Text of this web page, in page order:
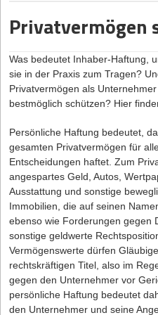
Welche Folgen hätte ein
Ohne Neuregelung würden bis
Bestimmungen der ePrivacy-
sind in Deutschland vor allem im
Setzen und Auslesen von
mit vorheriger Einwilligung der
Bundesgerichtshof vor Kurzem
Auffassung der
bekannter Analysetools wie
Aus Unternehmenssicht ist das
daher nicht nur Anlass zur
Hoffnung, das vergleichsweise
durch einen progressiven
digitalen Wirtschaft anpassen zu
nun zerschlagen. Anderseits
flächendeckenden
mit dem Status quo sicher
Privatvermögen
Was bedeutet Inhaber-Haftung,
sie in der Praxis zum Tragen?
Privatvermögen als
bestmöglich schützen? Hier
Persönliche Haftung bedeutet,
gesamten Privatvermögen für
Entscheidungen haftet. Zum
angespartes Geld, Autos,
Ausstattung und sonstige
Immobilien, die auf seinen
ebenso wie Forderungen gegen
sonstige geldwerte
Vermögenswerte dürfen
rechtskräftigen Titel, also im
gegen den Unternehmer vor
persönliche Haftung bedeutet
den Unternehmer und seine